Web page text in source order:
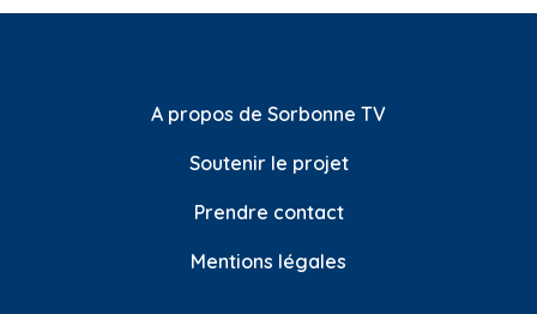
A propos de Sorbonne TV
Soutenir le projet
Prendre contact
Mentions légales